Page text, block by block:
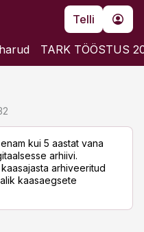
Telli
TARK TÖÖSTUS
kui 5 aastat vana
arhiivi.
arhiveeritud
kaasaegsete